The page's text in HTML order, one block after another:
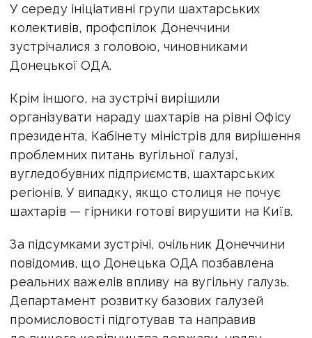
У середу ініціативні групи шахтарських
колективів, профспілок Донеччини
зустрічалися з головою, чиновниками
Донецької ОДА.
Крім іншого, на зустрічі вирішили
організувати нараду шахтарів на рівні Офісу
президента, Кабінету міністрів для вирішення
проблемних питань вугільної галузі,
вугледобувних підприємств, шахтарських
регіонів. У випадку, якщо столиця не почує
шахтарів — гірники готові вирушити на Київ.
За підсумками зустрічі, очільник Донеччини
повідомив, що Донецька ОДА позбавлена
реальних важелів впливу на вугільну галузь.
Департамент розвитку базових галузей
промисловості підготував та направив